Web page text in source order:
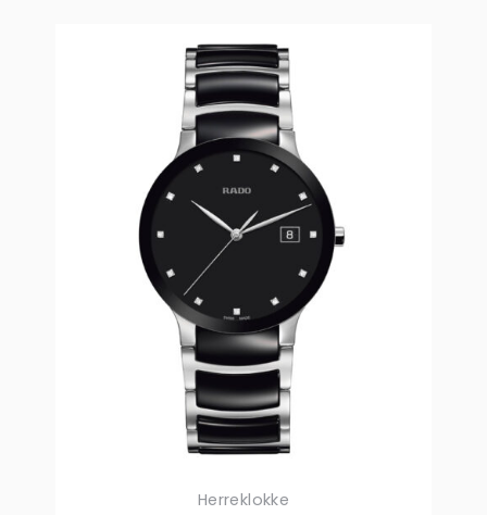
Herreklokke